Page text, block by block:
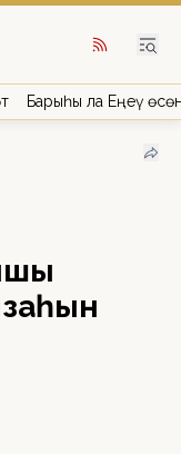
Барыһы ла Еңеү